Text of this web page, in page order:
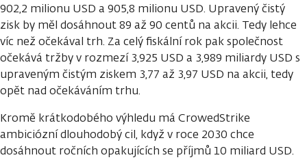
902,2 milionu USD a 905,8 milionu USD. Upravený čistý
zisk by měl dosáhnout 89 až 90 centů na akcii. Tedy lehce
víc než očekával trh. Za celý fiskální rok pak společnost
očekává tržby v rozmezí 3,925 USD a 3,989 miliardy USD s
upraveným čistým ziskem 3,77 až 3,97 USD na akcii, tedy
opět nad očekáváním trhu.
Kromě krátkodobého výhledu má CrowedStrike
ambiciózní dlouhodobý cil, když v roce 2030 chce
dosáhnout ročních opakujících se příjmů 10 miliard USD.